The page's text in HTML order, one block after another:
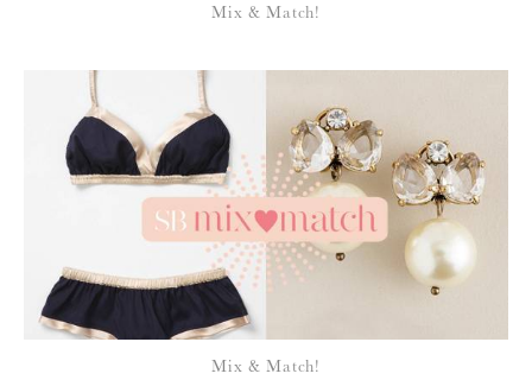
Para saber como tratamos e protegemos os seus dados, leia a nossa
política de privacidade
Mix & Match!
Mix & Match!